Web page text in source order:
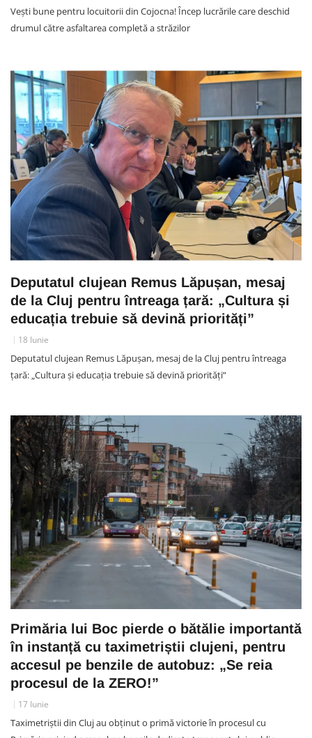
Vești bune pentru locuitorii din Cojocna! Încep lucrările care deschid
drumul către asfaltarea completă a străzilor
Deputatul clujean Remus Lăpușan, mesaj
de la Cluj pentru întreaga țară: „Cultura și
educația trebuie să devină priorități”
18 Iunie
Deputatul clujean Remus Lăpușan, mesaj de la Cluj pentru întreaga
țară: „Cultura și educația trebuie să devină priorități”
Primăria lui Boc pierde o bătălie importantă
în instanță cu taximetriștii clujeni, pentru
accesul pe benzile de autobuz: „Se reia
procesul de la ZERO!”
17 Iunie
Taximetriștii din Cluj au obținut o primă victorie în procesul cu